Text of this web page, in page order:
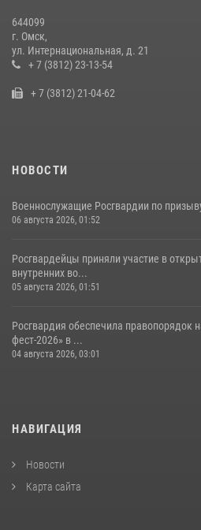
Росгвардейцы приняли участие в
Руси в Омске
644099
г. Омск,
ул. Интернациональная, д. 21
+ 7 (3812) 23-13-54
+ 7 (3812) 21-04-62
НОВОСТИ
Военнослужащие Росгвардии по
06 августа 2026, 01:52
Росгвардейцы приняли участие в
внутренних во...
05 августа 2026, 01:51
Росгвардия обеспечила правопорядок
фест-2026» в ...
04 августа 2026, 03:01
НАВИГАЦИЯ
Новости
Карта сайта